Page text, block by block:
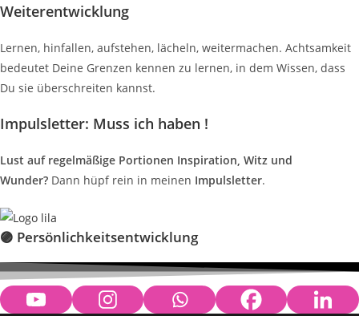
Weiterentwicklung
Lernen, hinfallen, aufstehen, lächeln, weitermachen. Achtsamkeit
bedeutet Deine Grenzen kennen zu lernen, in dem Wissen, dass
Du sie überschreiten kannst.
Impulsletter: Muss ich haben !
Lust auf regelmäßige Portionen Inspiration, Witz und
Wunder? Dann hüpf rein in meinen Impulsletter.
🟣 Persönlichkeitsentwicklung